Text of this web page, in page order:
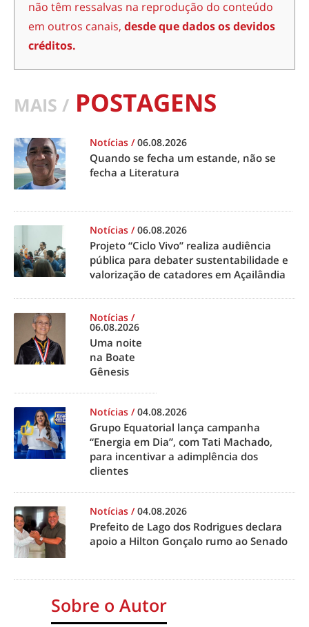
não têm ressalvas na reprodução do conteúdo
em outros canais, desde que dados os devidos
créditos.
MAIS / POSTAGENS
Notícias /06.08.2026
Quando se fecha um estande, não se
fecha a Literatura
Notícias /06.08.2026
Projeto “Ciclo Vivo” realiza audiência
pública para debater sustentabilidade e
valorização de catadores em Açailândia
Notícias /
06.08.2026
Uma noite
na Boate
Gênesis
Notícias /04.08.2026
Grupo Equatorial lança campanha
“Energia em Dia”, com Tati Machado,
para incentivar a adimplência dos
clientes
Notícias /04.08.2026
Prefeito de Lago dos Rodrigues declara
apoio a Hilton Gonçalo rumo ao Senado
Sobre o Autor